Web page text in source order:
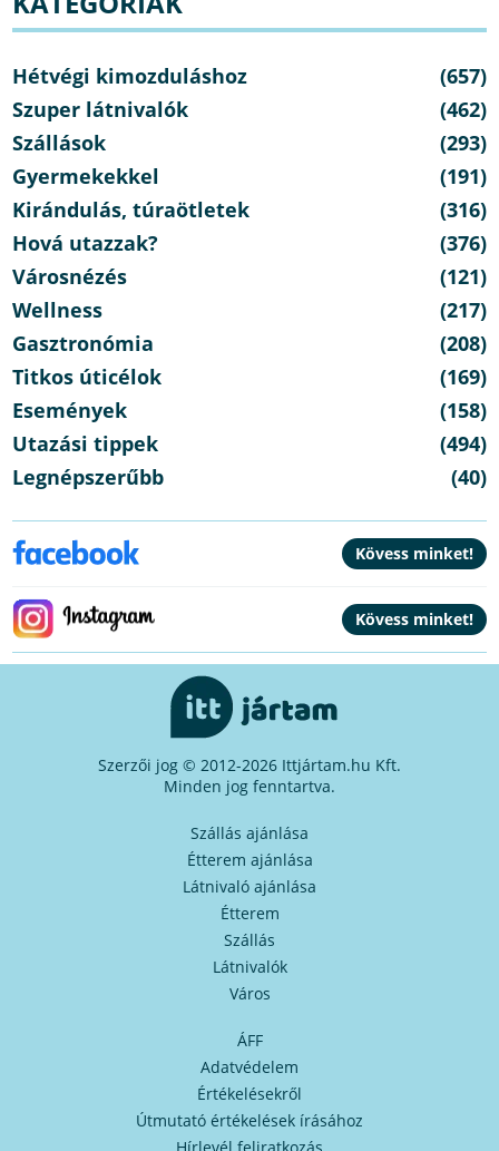
Hétvégi kimozduláshoz
(657)
Szuper látnivalók
(462)
Szállások
(293)
Gyermekekkel
(191)
Kirándulás, túraötletek
(316)
Hová utazzak?
(376)
Városnézés
(121)
Wellness
(217)
Gasztronómia
(208)
Titkos úticélok
(169)
Események
(158)
Utazási tippek
(494)
Legnépszerűbb
(40)
Szerzői jog © 2012-2026 Ittjártam.hu Kft.
Minden jog fenntartva.
Szállás ajánlása
Étterem ajánlása
Látnivaló ajánlása
Étterem
Szállás
Látnivalók
Város
ÁFF
Adatvédelem
Értékelésekről
Útmutató értékelések írásához